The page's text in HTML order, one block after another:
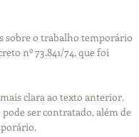
sobre o trabalho temporário
nº 73.841/74, que foi
clara ao texto anterior.
ser contratado, além de